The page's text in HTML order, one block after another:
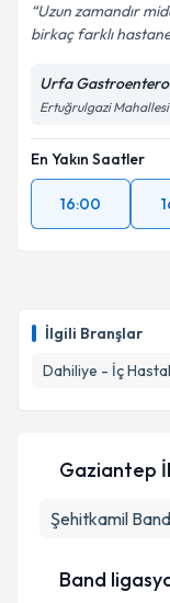
İlgili Branşlar
Dahiliye - İç
Uzun zamandır
birkaç farklı
Urfa
Ertuğrulgazi Mahallesi
En Yakın Saatler
16:00
Gaziantep
Şehitkamil
Band